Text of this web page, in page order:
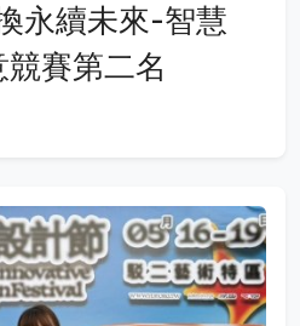
永續未來-智慧
賽第二名